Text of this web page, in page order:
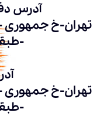
آدرس
تهران-خ جمهوری
-طبقه 4-
تهران-خ جمهوری
-طبقه 4-